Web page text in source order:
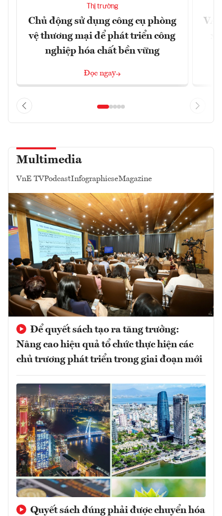
Thị trường
Chủ động sử dụng công cụ phòng
vệ thương mại để phát triển công
nghiệp hóa chất bền vững
Đọc ngay
Multimedia
VnE TVPodcastInfographicseMagazine
Để quyết sách tạo ra tăng trưởng:
Nâng cao hiệu quả tổ chức thực hiện các
chủ trương phát triển trong giai đoạn mới
Quyết sách đúng phải được chuyển hóa